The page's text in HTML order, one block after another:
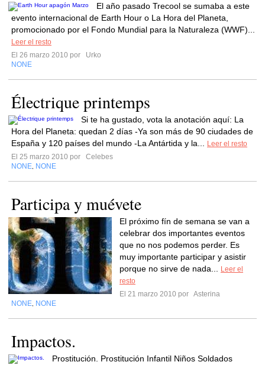
El año pasado Trecool se sumaba a este
evento internacional de Earth Hour o La Hora del Planeta,
promocionado por el Fondo Mundial para la Naturaleza (WWF)...
Leer el resto
El 26 marzo 2010 por
Urko
NONE
Électrique printemps
Si te ha gustado, vota la anotación aquí: La
Hora del Planeta: quedan 2 días -Ya son más de 90 ciudades de
España y 120 países del mundo -La Antártida y la...
Leer el resto
El 25 marzo 2010 por
Celebes
NONE NONE
Participa y muévete
El próximo fín de semana se van a
celebrar dos importantes eventos
que no nos podemos perder. Es
muy importante participar y asistir
porque no sirve de nada...
Leer el
resto
El 21 marzo 2010 por Asterina
NONE NONE
Impactos.
Prostitución. Prostitución Infantil Niños Soldados